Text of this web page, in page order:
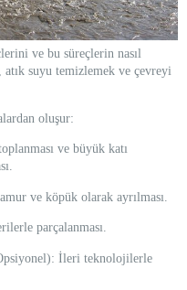
ve bu süreçlerin nasıl
atık suyu temizlemek ve çevreyi
oluşur:
ve büyük katı
ve köpük olarak ayrılması.
parçalanması.
İleri teknolojilerle